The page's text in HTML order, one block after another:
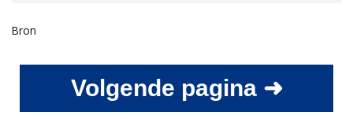
Bron
Volgende pagina ➜